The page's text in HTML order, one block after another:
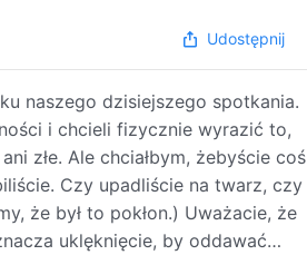
Udostępnij
naszego dzisiejszego spotkania.
i chcieli fizycznie wyrazić to,
złe. Ale chciałbym, żebyście coś
Czy upadliście na twarz, czy
że był to pokłon.) Uważacie, że
uklęknięcie, by oddawać